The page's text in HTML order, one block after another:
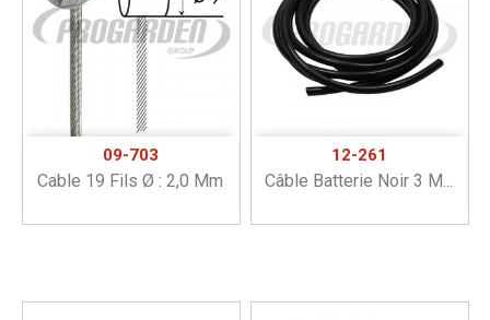
09-703
Cable 19 Fils Ø : 2,0 Mm
12-261
Câble Batterie Noir 3 M...